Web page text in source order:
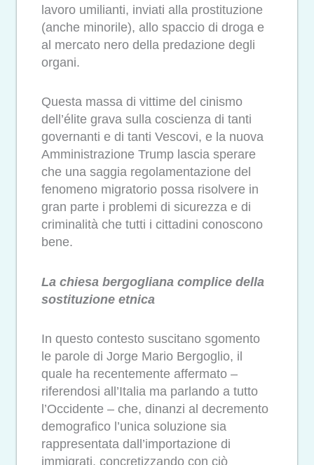
lavoro umilianti, inviati alla prostituzione
(anche minorile), allo spaccio di droga e
al mercato nero della predazione degli
organi.
Questa massa di vittime del cinismo
dell’élite grava sulla coscienza di tanti
governanti e di tanti Vescovi, e la nuova
Amministrazione Trump lascia sperare
che una saggia regolamentazione del
fenomeno migratorio possa risolvere in
gran parte i problemi di sicurezza e di
criminalità che tutti i cittadini conoscono
bene.
La chiesa bergogliana complice della
sostituzione etnica
In questo contesto suscitano sgomento
le parole di Jorge Mario Bergoglio, il
quale ha recentemente affermato –
riferendosi all’Italia ma parlando a tutto
l’Occidente – che, dinanzi al decremento
demografico l’unica soluzione sia
rappresentata dall’importazione di
immigrati, concretizzando con ciò